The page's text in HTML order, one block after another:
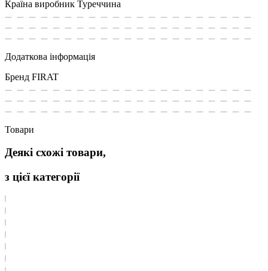
Країна виробник Туреччина
Додаткова інформація
Бренд FIRAT
Товари
Деякі схожі товари,
з цієї категорії